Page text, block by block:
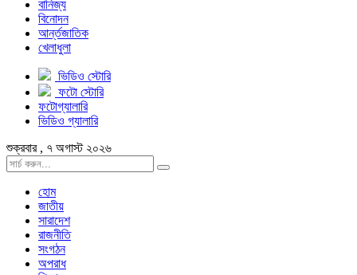
বানিজ্য
বিনোদন
আর্ন্তজাতিক
খেলাধুলা
ভিডিও স্টোরি
ফটো স্টোরি
ফটোগ্যালারি
ভিডিও গ্যালারি
শুক্রবার , ৭ অগাস্ট ২০২৬
হোম
জাতীয়
সারাদেশ
রাজনীতি
সংগঠন
অপরাধ